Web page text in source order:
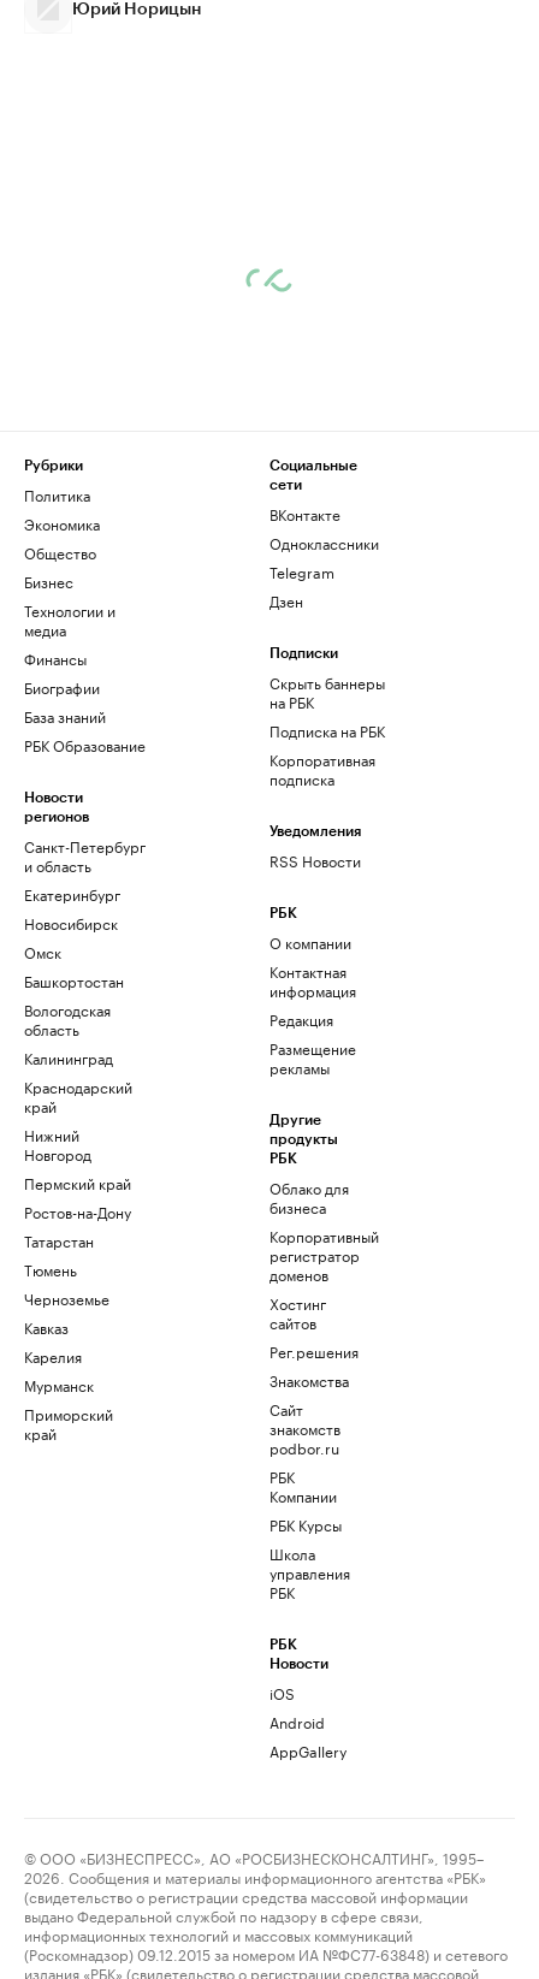
Юрий Норицын
Рубрики
Политика
Экономика
Общество
Бизнес
Технологии и
медиа
Финансы
Биографии
База знаний
РБК Образование
Новости
регионов
Санкт-Петербург
и область
Екатеринбург
Новосибирск
Омск
Башкортостан
Вологодская
область
Калининград
Краснодарский
край
Нижний
Новгород
Пермский край
Ростов-на-Дону
Татарстан
Тюмень
Черноземье
Кавказ
Карелия
Мурманск
Приморский
край
Социальные
сети
ВКонтакте
Одноклассники
Telegram
Дзен
Подписки
Скрыть баннеры
на РБК
Подписка на РБК
Корпоративная
подписка
Уведомления
RSS Новости
РБК
О компании
Контактная
информация
Редакция
Размещение
рекламы
Другие
продукты
РБК
Облако для
бизнеса
Корпоративный
регистратор
доменов
Хостинг
сайтов
Рег.решения
Знакомства
Сайт
знакомств
podbor.ru
РБК
Компании
РБК Курсы
Школа
управления
РБК
РБК
Новости
iOS
Android
AppGallery
© ООО «БИЗНЕСПРЕСС», АО «РОСБИЗНЕСКОНСАЛТИНГ», 1995–
2026. Сообщения и материалы информационного агентства «РБК»
(свидетельство о регистрации средства массовой информации
выдано Федеральной службой по надзору в сфере связи,
информационных технологий и массовых коммуникаций
(Роскомнадзор) 09.12.2015 за номером ИА №ФС77-63848) и сетевого
издания «РБК» (свидетельство о регистрации средства массовой